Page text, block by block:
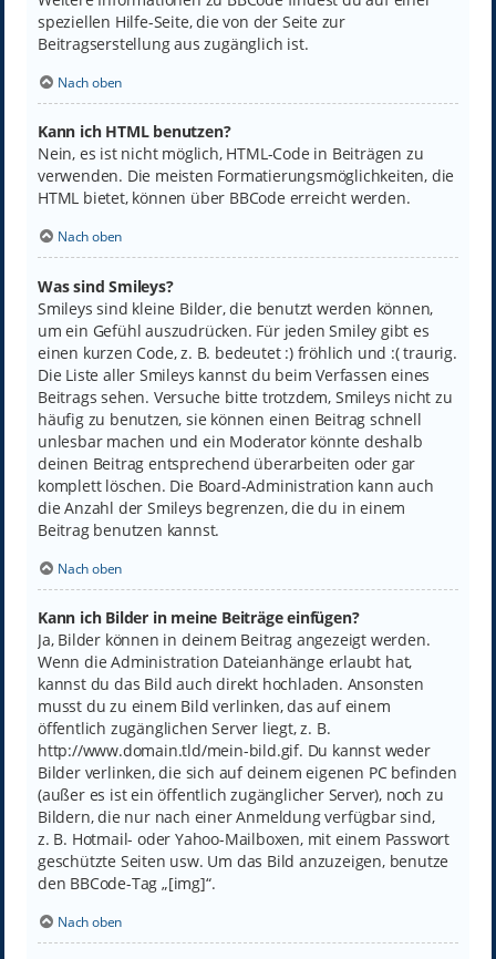
speziellen Hilfe-Seite, die von der Seite zur
Beitragserstellung aus zugänglich ist.
Nach oben
Kann ich HTML benutzen?
Nein, es ist nicht möglich, HTML-Code in Beiträgen zu
verwenden. Die meisten Formatierungsmöglichkeiten, die
HTML bietet, können über BBCode erreicht werden.
Nach oben
Was sind Smileys?
Smileys sind kleine Bilder, die benutzt werden können,
um ein Gefühl auszudrücken. Für jeden Smiley gibt es
einen kurzen Code, z. B. bedeutet :) fröhlich und :( traurig.
Die Liste aller Smileys kannst du beim Verfassen eines
Beitrags sehen. Versuche bitte trotzdem, Smileys nicht zu
häufig zu benutzen, sie können einen Beitrag schnell
unlesbar machen und ein Moderator könnte deshalb
deinen Beitrag entsprechend überarbeiten oder gar
komplett löschen. Die Board-Administration kann auch
die Anzahl der Smileys begrenzen, die du in einem
Beitrag benutzen kannst.
Nach oben
Kann ich Bilder in meine Beiträge einfügen?
Ja, Bilder können in deinem Beitrag angezeigt werden.
Wenn die Administration Dateianhänge erlaubt hat,
kannst du das Bild auch direkt hochladen. Ansonsten
musst du zu einem Bild verlinken, das auf einem
öffentlich zugänglichen Server liegt, z. B.
http://www.domain.tld/mein-bild.gif. Du kannst weder
Bilder verlinken, die sich auf deinem eigenen PC befinden
(außer es ist ein öffentlich zugänglicher Server), noch zu
Bildern, die nur nach einer Anmeldung verfügbar sind,
z. B. Hotmail- oder Yahoo-Mailboxen, mit einem Passwort
geschützte Seiten usw. Um das Bild anzuzeigen, benutze
den BBCode-Tag „[img]“.
Nach oben